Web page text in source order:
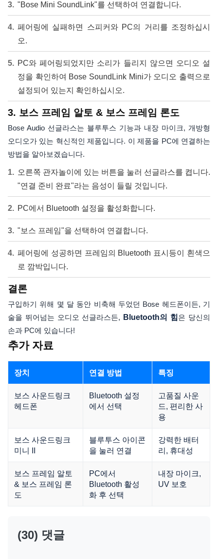
"Bose Mini SoundLink"를 선택하여 연결합니다.
페어링에 실패하면 스피커와 PC의 거리를 조정하십시
오.
PC와 페어링되었지만 소리가 들리지 않으면 오디오 설
정을 확인하여 Bose SoundLink Mini가 오디오 출력으로
설정되어 있는지 확인하십시오.
3. 보스 프레임 알토 & 보스 프레임 론도
Bose Audio 선글라스는 블루투스 기능과 내장 마이크, 개방형
오디오가 있는 혁신적인 제품입니다. 이 제품을 PC에 연결하는
방법을 알아보겠습니다.
오른쪽 관자놀이에 있는 버튼을 눌러 선글라스를 켭니다.
"연결 준비 완료"라는 음성이 들릴 것입니다.
PC에서 Bluetooth 설정을 활성화합니다.
"보스 프레임"을 선택하여 연결합니다.
페어링에 성공하면 프레임의 Bluetooth 표시등이 흰색으
로 깜박입니다.
결론
구입하기 위해 몇 달 동안 비축해 두었던 Bose 헤드폰이든, 기
술을 뛰어넘는 오디오 선글라스든, Bluetooth의 힘은 당신의
손과 PC에 있습니다!
추가 자료
장치 연결 방법 특징
보스 사운드링크
헤드폰
Bluetooth 설정
에서 선택
고품질 사운
드, 편리한 사
용
보스 사운드링크
미니 II
블루투스 아이콘
을 눌러 연결
강력한 배터
리, 휴대성
보스 프레임 알토
& 보스 프레임 론
도
PC에서
Bluetooth 활성
화 후 선택
내장 마이크,
UV 보호
(30) 댓글